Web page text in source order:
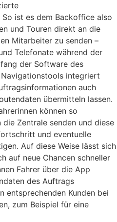
ist es dem Backoffice also
und Touren direkt an die
Mitarbeiter zu senden –
Telefonate während der
der Software des
integriert
auch
übermitteln lassen.
können so
Zentrale senden und diese
und eventuelle
Auf diese Weise lässt sich
auf neue Chancen schneller
Fahrer über die App
des Auftrags
entsprechenden Kunden bei
zum Beispiel für eine